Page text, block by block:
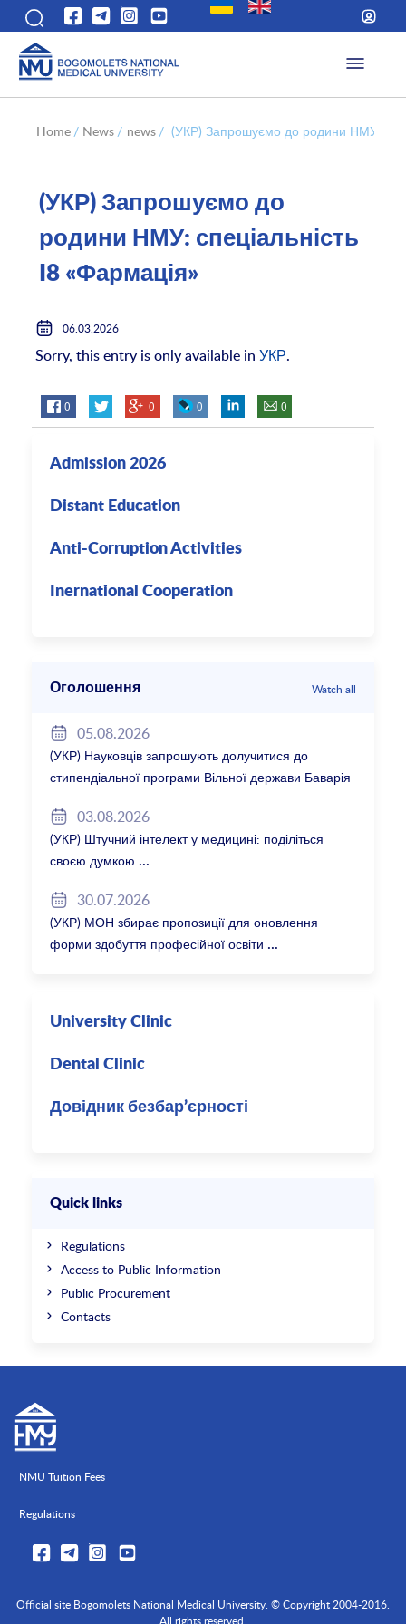
Home / News / news / (УКР) Запрошуємо до родини НМУ:
(УКР) Запрошуємо до
родини НМУ: спеціальність
I8 «Фармація»
06.03.2026
Sorry, this entry is only available inУКР.
0 0 0 0
Admission 2026
Distant Education
Anti-Corruption Activities
Inernational Cooperation
Оголошення Watch all
05.08.2026
(УКР) Науковців запрошують долучитися до
стипендіальної програми Вільної держави Баварія
03.08.2026
(УКР) Штучний інтелект у медицині: поділіться
своєю думкою
30.07.2026
(УКР) МОН збирає пропозиції для оновлення
форми здобуття професійної освіти
University Clinic
Dental Clinic
Довідник безбар’єрності
Quick links
Regulations
Access to Public Information
Public Procurement
Contacts
NMU Tuition Fees
Regulations
Official site Bogomolets National Medical University. © Copyright 2004-2016.
All rights reserved.